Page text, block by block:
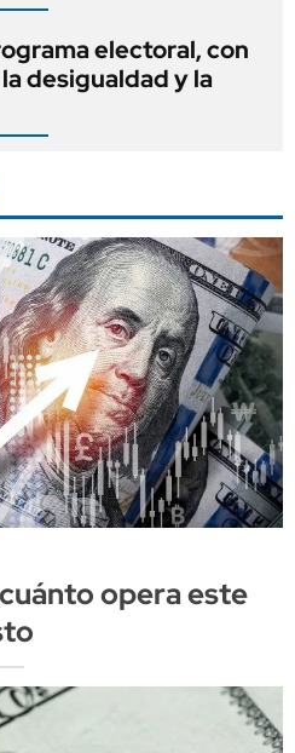
electoral, con
desigualdad y la
opera este